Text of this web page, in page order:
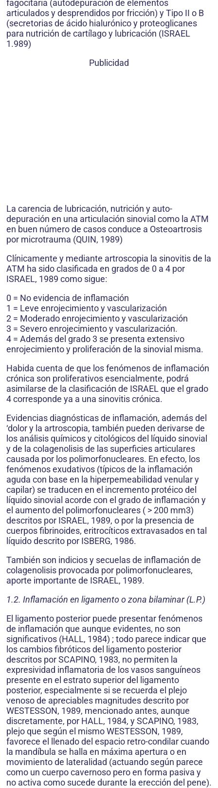
fagocitaria (autodepuración de elementos
articulados y desprendidos por fricción) y Tipo II o B
(secretorias de ácido hialurónico y proteoglicanes
para nutrición de cartílago y lubricación (ISRAEL
1.989)
Publicidad
La carencia de lubricación, nutrición y auto-
depuración en una articulación sinovial como la ATM
en buen número de casos conduce a Osteoartrosis
por microtrauma (QUIN, 1989)
Clínicamente y mediante artroscopia la sinovitis de la
ATM ha sido clasificada en grados de 0 a 4 por
ISRAEL, 1989 como sigue:
0 = No evidencia de inflamación
1 = Leve enrojecimiento y vascularización
2 = Moderado enrojecimiento y vascularización
3 = Severo enrojecimiento y vascularización.
4 = Además del grado 3 se presenta extensivo
enrojecimiento y proliferación de la sinovial misma.
Habida cuenta de que los fenómenos de inflamación
crónica son proliferativos esencialmente, podrá
asimilarse de la clasificación de ISRAEL que el grado
4 corresponde ya a una sinovitis crónica.
Evidencias diagnósticas de inflamación, además del
‘dolor y la artroscopia, también pueden derivarse de
los análisis químicos y citológicos del líquido sinovial
y de la colagenolisis de las superficies articulares
causada por los polimorfonucleares. En efecto, los
fenómenos exudativos (típicos de la inflamación
aguda con base en la hiperpemeabilidad venular y
capilar) se traducen en el incremento protéico del
líquido sinovial acorde con el grado de inflamación y
el aumento del polimorfonucleares ( > 200 mm3)
descritos por ISRAEL, 1989, o por la presencia de
cuerpos fibrinoides, eritrocíticos extravasados en tal
líquido descrito por ISBERG, 1986.
También son indicios y secuelas de inflamación de
colagenolisis provocada por polimorfonucleares,
aporte importante de ISRAEL, 1989.
1.2. Inflamación en ligamento o zona bilaminar (L.P.)
El ligamento posterior puede presentar fenómenos
de inflamación que aunque evidentes, no son
significativos (HALL, 1984) ; todo parece indicar que
los cambios fibróticos del ligamento posterior
descritos por SCAPINO, 1983, no permiten la
expresividad inflamatoria de los vasos sanguíneos
presente en el estrato superior del ligamento
posterior, especialmente si se recuerda el plejo
venoso de apreciables magnitudes descrito por
WESTESSON, 1989, mencionado antes, aunque
discretamente, por HALL, 1984, y SCAPINO, 1983,
plejo que según el mismo WESTESSON, 1989,
favorece el llenado del espacio retro-condilar cuando
la mandíbula se halla en máxima apertura o en
movimiento de lateralidad (actuando según parece
como un cuerpo cavernoso pero en forma pasiva y
no activa como sucede durante la erección del pene).